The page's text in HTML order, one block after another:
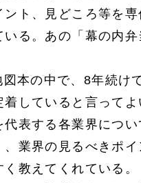
ント、見どころ等を
いる。あの「幕の内
図本の中で、8年続け
着していると言って
代表する各業界につ
、業界の見るべきポ
教えてくれている。